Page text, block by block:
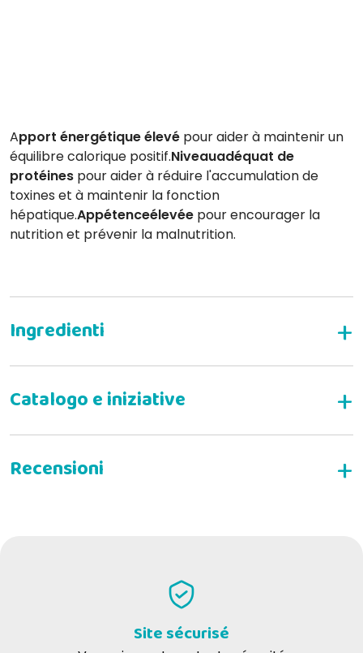
Apport énergétique élevé pour aider à maintenir un
équilibre calorique positif.Niveauadéquat de
protéines pour aider à réduire l'accumulation de
toxines et à maintenir la fonction
hépatique.Appétenceélevée pour encourager la
nutrition et prévenir la malnutrition.
Valeurs nutritionnelles clés
Insuffisance hépatique/troubles hépatiques
Accumulation hépatique de cuivre
Encéphalopathie hépatique
CONTRE-INDICATIONS
Come tutti gli alimenti veterinari, bene o male li mangia
Site sécurisé